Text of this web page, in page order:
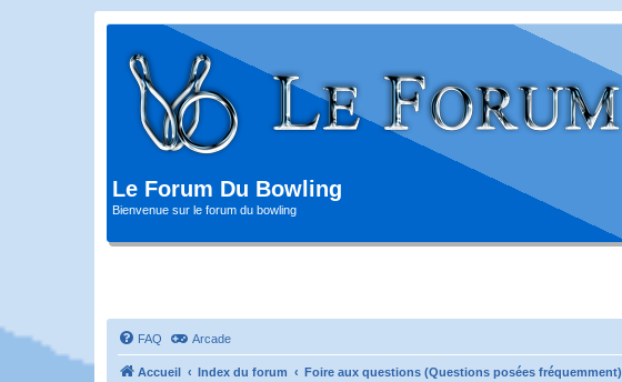
Le Forum Du Bowling
Bienvenue sur le forum du bowling
FAQ Arcade
Accueil Index du forum Foire aux questions (Questions posées fréquemment)